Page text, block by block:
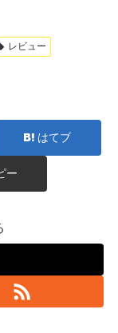
レビュー
はてブ
ー